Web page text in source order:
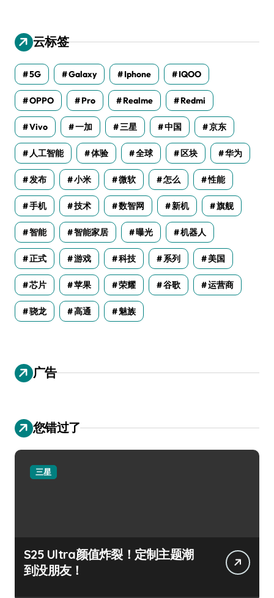
云标签
5G Galaxy Iphone IQOO
OPPO Pro Realme Redmi
Vivo 一加 三星 中国 京东
人工智能 体验 全球 区块 华为
发布 小米 微软 怎么 性能
手机 技术 数智网 新机 旗舰
智能 智能家居 曝光 机器人
正式 游戏 科技 系列 美国
芯片 苹果 荣耀 谷歌 运营商
骁龙 高通 魅族
广告
您错过了
三星
S25 Ultra颜值炸裂！定制主题潮
到没朋友！